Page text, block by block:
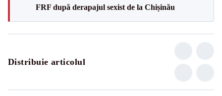
FRF după derapajul sexist de la Chișinău
Distribuie articolul